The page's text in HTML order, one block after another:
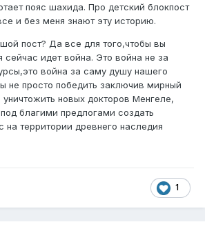
пояс шахида. Про детский блокпост
и без меня знают эту историю.
пост? Да все для того,чтобы вы
сейчас идет война. Это война не за
война за саму душу нашего
не просто победить заключив мирный
новых докторов Менгеле,
благими предлогами создать
территории древнего наследия
1